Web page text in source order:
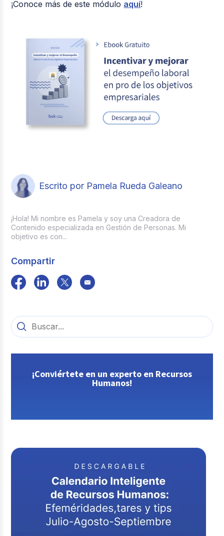
¡Conoce más de este módulo aquí!
Escrito por Pamela Rueda Galeano
¡Hola! Mi nombre es Pamela y soy una Creadora de
Contenido especializada en Gestión de Personas. Mi
objetivo es con...
Compartir
¡Conviértete en un experto en Recursos
Humanos!